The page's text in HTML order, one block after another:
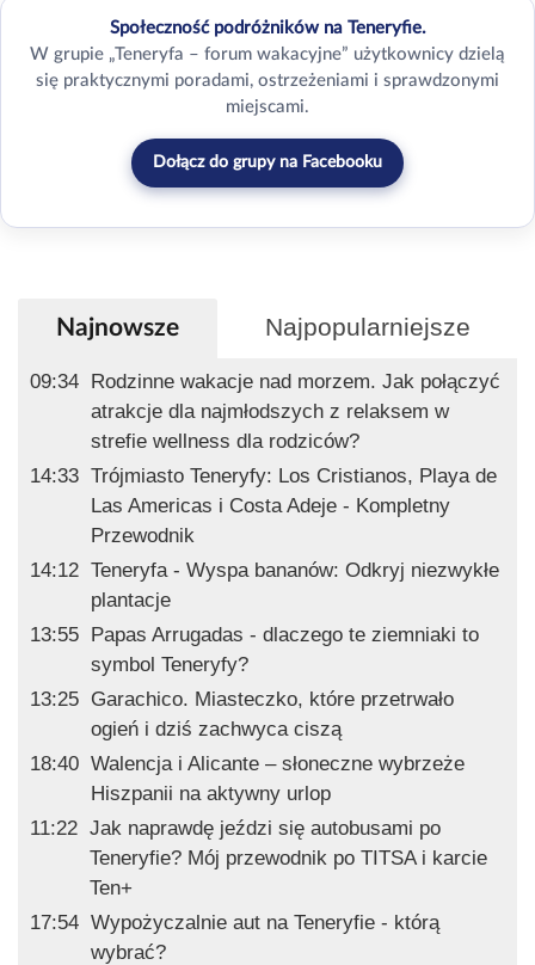
Społeczność podróżników na Teneryfie.
W grupie „Teneryfa – forum wakacyjne” użytkownicy dzielą
się praktycznymi poradami, ostrzeżeniami i sprawdzonymi
miejscami.
Dołącz do grupy na Facebooku
Najnowsze Najpopularniejsze
09:34 Rodzinne wakacje nad morzem. Jak połączyć
atrakcje dla najmłodszych z relaksem w
strefie wellness dla rodziców?
14:33 Trójmiasto Teneryfy: Los Cristianos, Playa de
Las Americas i Costa Adeje - Kompletny
Przewodnik
14:12 Teneryfa - Wyspa bananów: Odkryj niezwykłe
plantacje
13:55 Papas Arrugadas - dlaczego te ziemniaki to
symbol Teneryfy?
13:25 Garachico. Miasteczko, które przetrwało
ogień i dziś zachwyca ciszą
18:40 Walencja i Alicante – słoneczne wybrzeże
Hiszpanii na aktywny urlop
11:22 Jak naprawdę jeździ się autobusami po
Teneryfie? Mój przewodnik po TITSA i karcie
Ten+
17:54 Wypożyczalnie aut na Teneryfie - którą
wybrać?